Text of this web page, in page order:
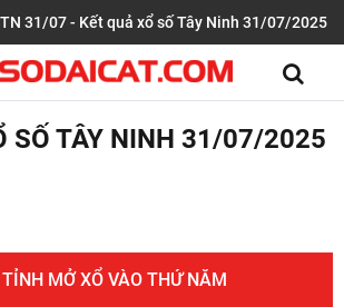
31/07 - Kết quả xổ số Tây Ninh 31/07/2025
SỐ TÂY NINH 31/07/2025
MỞ XỔ VÀO THỨ NĂM